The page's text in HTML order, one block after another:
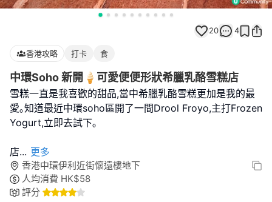
20 4
香港攻略 打卡 食
中環Soho 新開🍦可愛便便形狀希臘乳酪雪糕店
雪糕一直是我喜歡的甜品,當中希臘乳酪雪糕更加是我的最
愛｡知道最近中環soho區開了一間Drool Froyo,主打Frozen
Yogurt,立即去試下｡
店... 更多
香港中環伊利近街懷遠樓地下
人均消費 HK$58
評分